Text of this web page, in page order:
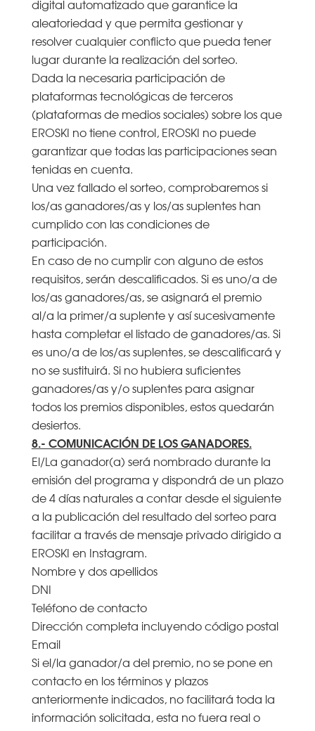
digital automatizado que garantice la
aleatoriedad y que permita gestionar y
resolver cualquier conflicto que pueda tener
lugar durante la realización del sorteo.
Dada la necesaria participación de
plataformas tecnológicas de terceros
(plataformas de medios sociales) sobre los que
EROSKI no tiene control, EROSKI no puede
garantizar que todas las participaciones sean
tenidas en cuenta.
Una vez fallado el sorteo, comprobaremos si
los/as ganadores/as y los/as suplentes han
cumplido con las condiciones de
participación.
En caso de no cumplir con alguno de estos
requisitos, serán descalificados. Si es uno/a de
los/as ganadores/as, se asignará el premio
al/a la primer/a suplente y así sucesivamente
hasta completar el listado de ganadores/as. Si
es uno/a de los/as suplentes, se descalificará y
no se sustituirá. Si no hubiera suficientes
ganadores/as y/o suplentes para asignar
todos los premios disponibles, estos quedarán
desiertos.
8.- COMUNICACIÓN DE LOS GANADORES.
El/La ganador(a) será nombrado durante la
emisión del programa y dispondrá de un plazo
de 4 días naturales a contar desde el siguiente
a la publicación del resultado del sorteo para
facilitar a través de mensaje privado dirigido a
EROSKI en Instagram.
Nombre y dos apellidos
DNI
Teléfono de contacto
Dirección completa incluyendo código postal
Email
Si el/la ganador/a del premio, no se pone en
contacto en los términos y plazos
anteriormente indicados, no facilitará toda la
información solicitada, esta no fuera real o